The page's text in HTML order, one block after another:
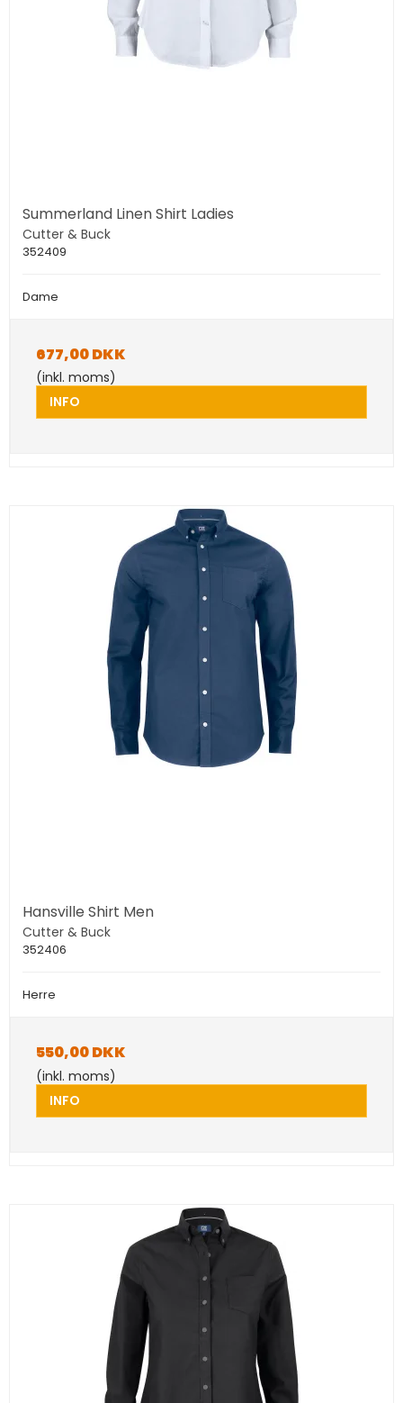
Summerland Linen Shirt Ladies
Cutter & Buck
352409
Dame
677,00 DKK
(inkl. moms)
INFO
Hansville Shirt Men
Cutter & Buck
352406
Herre
550,00 DKK
(inkl. moms)
INFO